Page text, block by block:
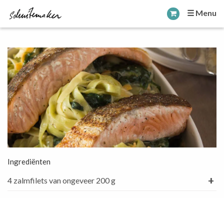
☰ Menu
Ingrediënten
4 zalmfilets van ongeveer 200 g +